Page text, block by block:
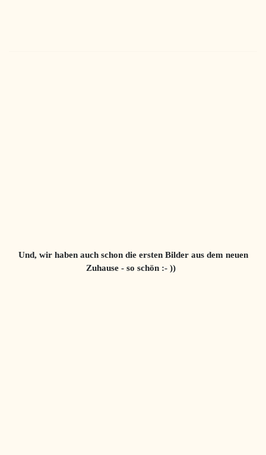
Und, wir haben auch schon die ersten Bilder aus dem neuen
Zuhause - so schön :- ))